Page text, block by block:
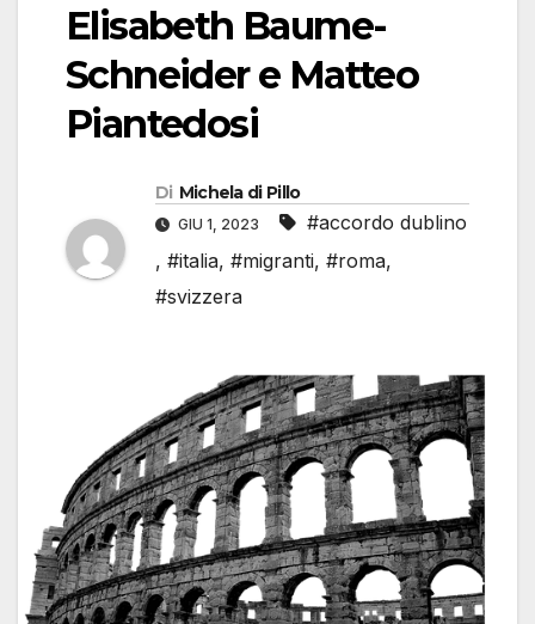
Elisabeth Baume-
Schneider e Matteo
Piantedosi
Di Michela di Pillo
GIU 1, 2023
#accordo dublino
, #italia, #migranti, #roma,
#svizzera